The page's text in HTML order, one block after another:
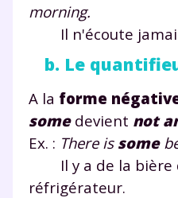
morning.
Il n'écoute
b. Le
A la forme
somedevient not
Ex. : There is some
Il y a de la bière
réfrigérateur.
Envie de